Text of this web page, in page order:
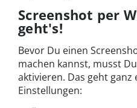
Screenshot per
geht's!
Bevor Du einen
machen kannst, musst
aktivieren. Das geht ganz
Einstellungen: